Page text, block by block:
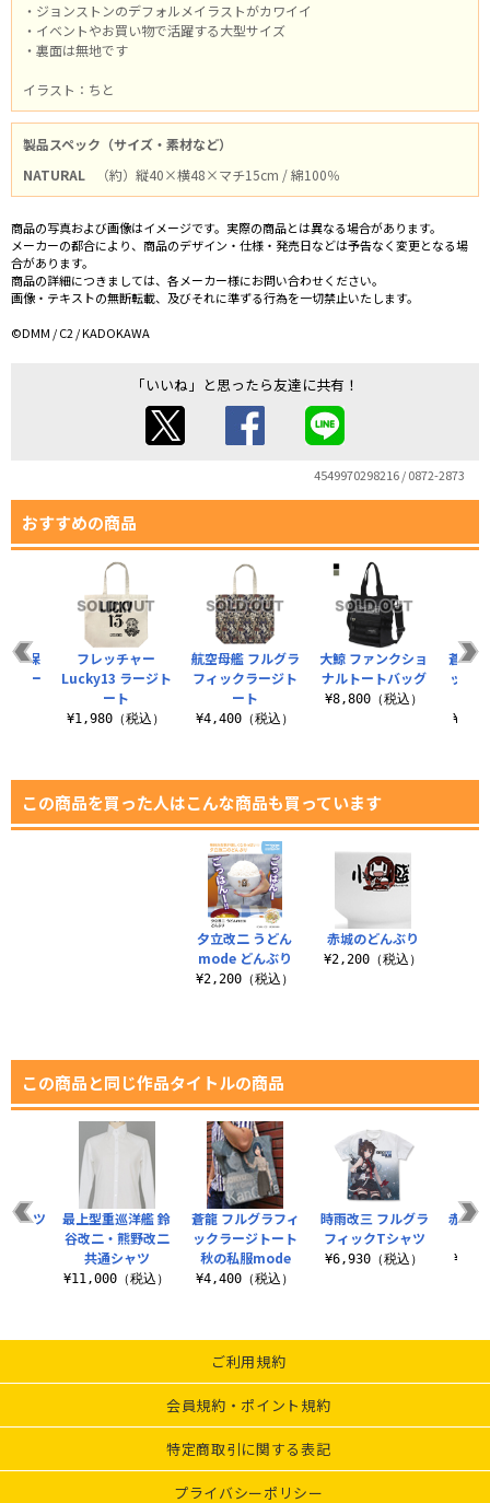
・ジョンストンのデフォルメイラストがカワイイ
・イベントやお買い物で活躍する大型サイズ
・裏面は無地です
イラスト：ちと
製品スペック（サイズ・素材など）
NATURAL
（約）縦40×横48×マチ15cm / 綿100％
商品の写真および画像はイメージです。実際の商品とは異なる場合があります。
メーカーの都合により、商品のデザイン・仕様・発売日などは予告なく変更となる場
合があります。
商品の詳細につきましては、各メーカー様にお問い合わせください。
画像・テキストの無断転載、及びそれに準ずる行為を一切禁止いたします。
©DMM / C2 / KADOKAWA
「いいね」と思ったら友達に共有！
4549970298216 / 0872-2873
おすすめの商品
航空母艦 フルグラ
フィックラージト
ート
¥4,400（税込）
大鯨 ファンクショ
ナルトートバッグ
¥8,800（税込）
蒼龍
ック
世保
トー
フレッチャー
Lucky13 ラージト
ート
¥1,980（税込）
この商品を買った人はこんな商品も買っています
夕立改二 うどん
mode どんぶり
¥2,200（税込）
赤城のどんぶり
¥2,200（税込）
この商品と同じ作品タイトルの商品
蒼龍 フルグラフィ
ックラージトート
秋の私服mode
¥4,400（税込）
時雨改三 フルグラ
フィックTシャツ
¥6,930（税込）
赤城
シャツ
最上型重巡洋艦 鈴
谷改二・熊野改二
共通シャツ
¥11,000（税込）
ご利用規約
会員規約・ポイント規約
特定商取引に関する表記
プライバシーポリシー